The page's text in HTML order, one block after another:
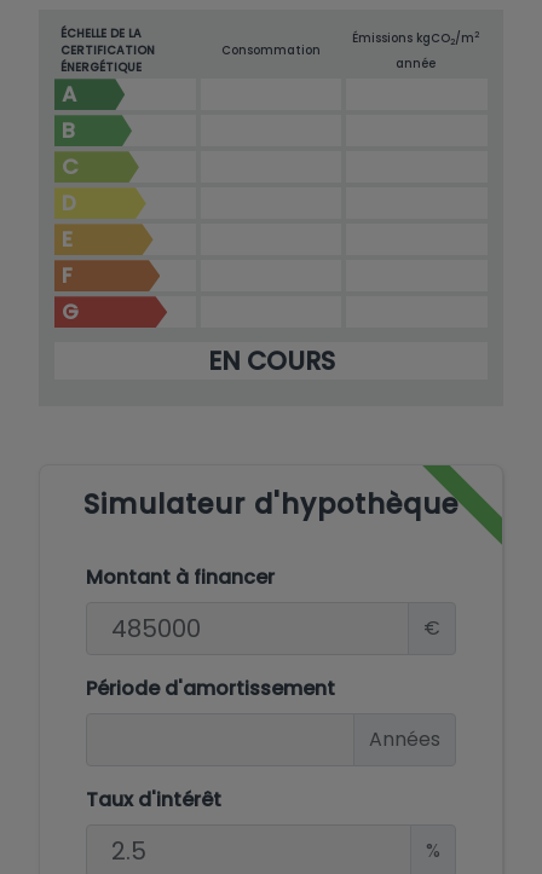
ÉCHELLE DE LA
CERTIFICATION
ÉNERGÉTIQUE
Consommation
Émissions kgCO2/m2
année
A
B
C
D
E
F
G
EN COURS
Simulateur d'hypothèque
Montant à financer
€
Période d'amortissement
Années
Taux d'intérêt
%